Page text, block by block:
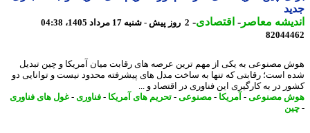
معاصر-اقتصادی-2 روز پیش - شنبه 17 مرداد 1405، 04:38
مصنوعی به یکی از مهم ترین عرصه های رقابت میان آمریکا و چین تبدیل
است؛ رقابتی که تنها به ساخت مدل های پیشرفته محدود نیست و توانایی دو
در به کارگیری این فناوری در اقتصاد و ...
مصنوعی-آمریکا- مصنوعی-تحریم های آمریکا- فناوری- غول های فناوری